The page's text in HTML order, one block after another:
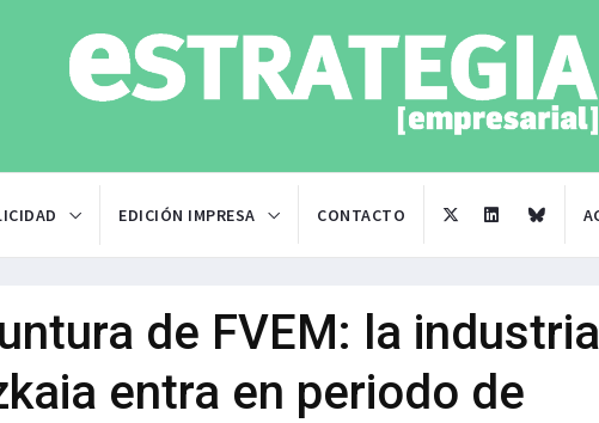
EDICIÓN IMPRESA CONTACTO
de FVEM: la industria
entra en periodo de